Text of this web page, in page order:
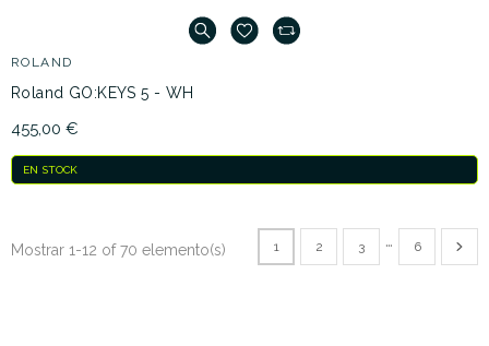
ROLAND
Roland GO:KEYS 5 - WH
455,00 €
EN STOCK
Mostrar 1-12 of 70 elemento(s) 1 2 3 … 6